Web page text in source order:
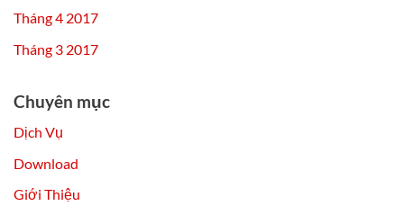
Tháng 4 2017
Tháng 3 2017
Chuyên mục
Dịch Vụ
Download
Giới Thiệu